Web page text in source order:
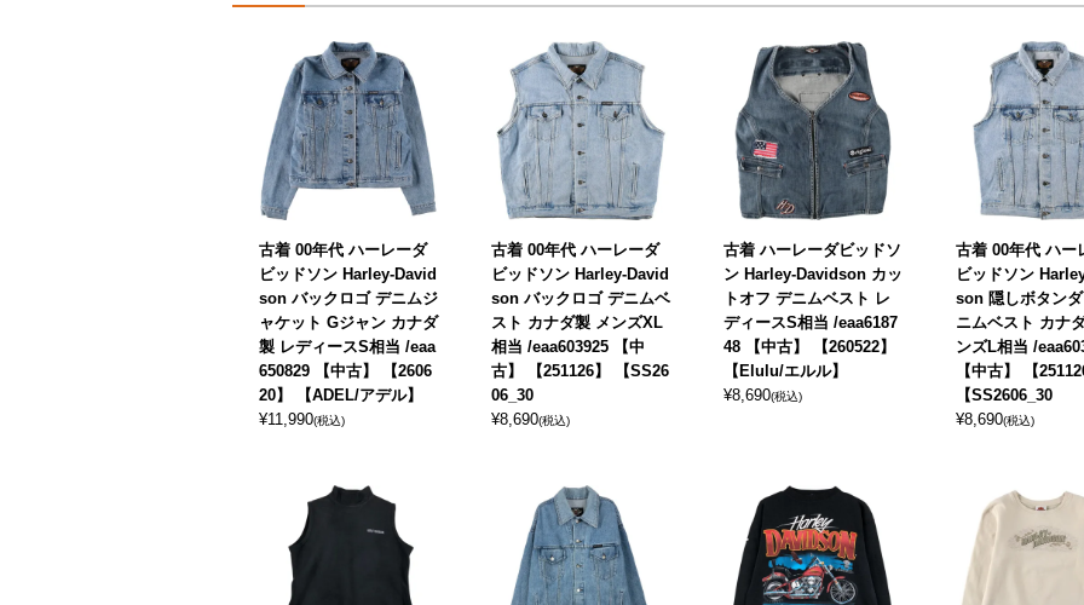
古着 00年代 ハーレーダ
ビッドソン Harley-David
son バックロゴ デニムジ
ャケット Gジャン カナダ
製 レディースS相当 /eaa
650829 【中古】 【2606
20】 【ADEL/アデル】
¥11,990(税込)
古着 00年代 ハーレーダ
ビッドソン Harley-David
son バックロゴ デニムベ
スト カナダ製 メンズXL
相当 /eaa603925 【中
古】 【251126】 【SS26
06_30
¥8,690(税込)
古着 ハーレーダビッドソ
ン Harley-Davidson カッ
トオフ デニムベスト レ
ディースS相当 /eaa6187
48 【中古】 【260522】
【Elulu/エルル】
¥8,690(税込)
古着 00年代 ハー
ビッドソン
son 隠しボタン
ニムベスト カナ
ンズL相当 /
【中古】 【
【SS2606_30
¥8,690(税込)